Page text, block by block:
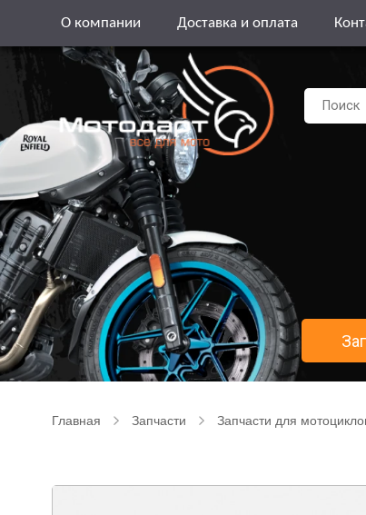
О компании Доставка и оплата
Главная Запчасти Запчасти для